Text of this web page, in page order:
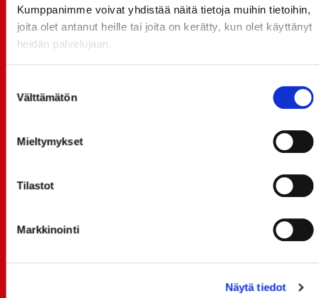
Kumppanimme voivat yhdistää näitä tietoja muihin tietoihin,
joita olet antanut heille tai joita on kerätty, kun olet käyttänyt
heidän palvelujaan.
valinta
Välttämätön
Mieltymykset
Tilastot
Markkinointi
Näytä tiedot
TUOREIMMAT UUTISET
21.7. 12:00 - ENNAKKOKYSYNTÄ POIKKEUKSELLISTA
LIIKUNTALEIKKIKOULUUN KESÄ-HEINÄKUUSSA!
SPORT-ÄSSÄT JA KOKO JOUKKUEEN MEET&GREET
pääyhteistyökumppanina Superkaudella – jatkoa
monikymmenvuotiselle yhteistyölle